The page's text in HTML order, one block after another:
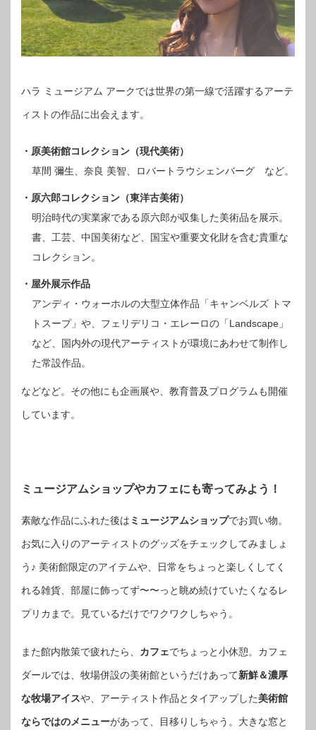
ハラ ミュージアム アークでは世界の第一線で活躍するアーテ
ィストの作品に出会えます。
・ 原美術館コレクション（現代美術）
草間 彌生、奈良 美智、ロバートラウシェンバーグ など。
・ 原六郎コレクション（東洋古美術）
明治時代の実業家である原六郎が収集した美術品を展示。
書、工芸、中国美術など、国宝や重要文化財を含む貴重な
コレクション。
・ 屋外展示作品
アンディ・ウォーホルの大型立体作品「キャンベルズ トマ
トスープ」や、フェリデリコ・エレーロの「Landscape」
など、国内外の現代アーティストが環境にあわせて制作し
た常設作品。
などなど。その他にも企画展や、教育普及プログラムも開催
しています。
ミュージアムショップやカフェにも寄ってみよう！
素敵な作品にふれた後は ミュージアムショップでお買い物。
お気に入りのアーティストのグッズをチェックしてみましょ
う♪ 美術館限定のアイテムや、日常をちょっと楽しくしてく
れる雑貨、部屋に飾ってず〜〜っと眺め続けていたくなるレ
プリカまで。見ているだけでワクワクしちゃう。
また館内散策で疲れたら、 カフェでちょっと小休憩。カフェ
ダールでは、牧場併設の美術館というだけあって新鮮＆濃厚
な牧場アイスや、アーティスト作品とタイアップした美術館
ならではのメニューがあって、目移りしちゃう。大きな窓と